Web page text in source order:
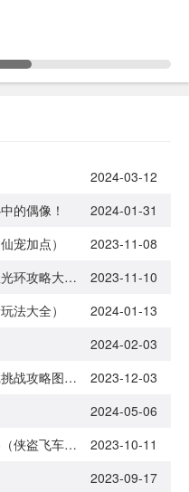
2024-03-12
的偶像！
2024-01-31
宠加点）
2023-11-08
深渊欧皇光环攻略大全（深渊欧皇光环攻略大全图解）
2023-11-10
法大全）
2024-01-13
2024-02-03
你是谁游戏挑战攻略（你是谁游戏挑战攻略图文）
2023-12-03
2024-05-06
侠盗飞车罪恶都市电影厂任务攻略（侠盗飞车罪恶都市电影厂任务怎么过）
2023-10-11
2023-09-17